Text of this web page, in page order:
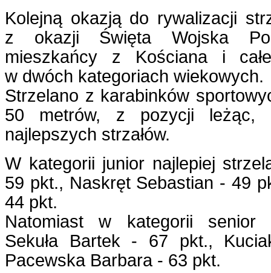
Kolejną okazją do rywalizacji
z okazji Święta Wojska
mieszkańcy z Kościana i
w dwóch kategoriach wiekowych.
Strzelano z karabinków
50 metrów, z pozycji leżąc,
najlepszych strzałów.
W kategorii junior najlepiej
59 pkt., Naskręt Sebastian - 49
44 pkt.
Natomiast w kategorii senior
Sekuła Bartek - 67 pkt.,
Pacewska Barbara - 63 pkt.